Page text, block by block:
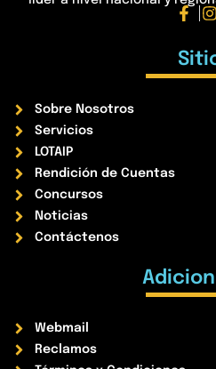
Sobre Nosotros
Servicios
LOTAIP
Rendición de Cuentas
Concursos
Noticias
Contáctenos
Webmail
Reclamos